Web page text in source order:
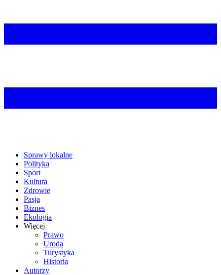
Sprawy lokalne
Polityka
Sport
Kultura
Zdrowie
Pasja
Biznes
Ekologia
Więcej
Prawo
Uroda
Turystyka
Historia
Autorzy